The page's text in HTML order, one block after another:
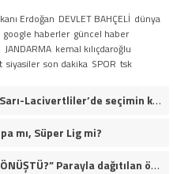
Erdoğan DEVLET BAHÇELİ dünya
google haberler güncel haber
JANDARMA kemal kılıçdaroğlu
siyasiler son dakika SPOR tsk
Fenerbahçe yeni başkanını seçti! Sarı-Lacivertliler’de seçimin kazananı Aziz Yıldırım oldu
mı, Süper Lig mi?
“ÖDÜL TÖRENLERİ TİCARETE Mİ DÖNÜŞTÜ?” Parayla dağıtılan ödüller iddiası gündemde!